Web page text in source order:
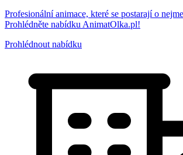
Profesionální animace, které se postarají o
Prohlédněte nabídku AnimatOlka.pl!
Prohlédnout nabídku